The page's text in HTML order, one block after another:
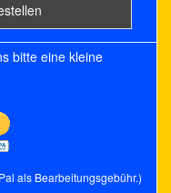
bitte eine kleine
als Bearbeitungsgebühr.)